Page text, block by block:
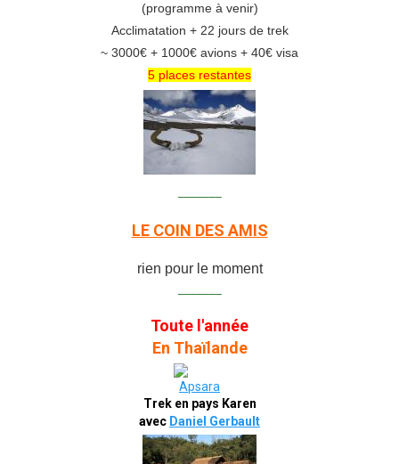
(programme à venir)
Acclimatation + 22 jours de trek
~ 3000€ + 1000€ avions + 40€ visa
5 places restantes
LE COIN DES AMIS
rien pour le moment
Toute l'année
En Thaïlande
Trek en pays Karen
avec Daniel Gerbault